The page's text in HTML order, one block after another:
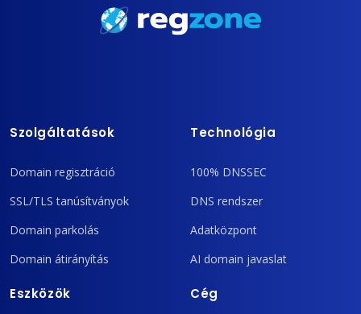
Szolgáltatások
Domain regisztráció
SSL/TLS tanúsítványok
Domain parkolás
Domain átirányítás
Technológia
100% DNSSEC
DNS rendszer
Adatközpont
AI domain javaslat
Eszközök Cég